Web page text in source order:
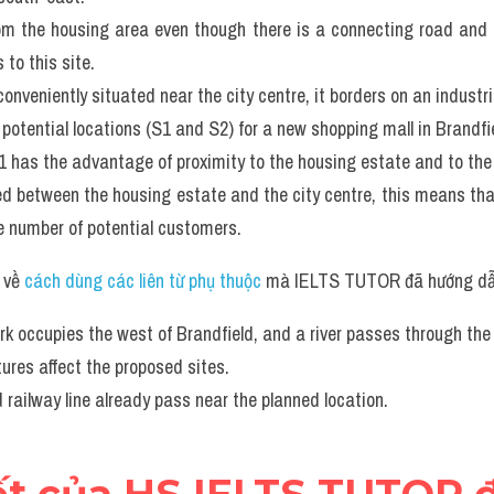
the housing area even though there is a connecting road
to this site.
situated near the city centre, it borders on an
locations (S1 and S2) for a new shopping mall in
has the advantage of proximity to the housing estate and to
between the housing estate and the city centre, this means
number of potential customers.
cách dùng các liên từ phụ thuộc mà IELTS TUTOR đã hướng
occupies the west of Brandfield, and a river passes through
affect the proposed sites.
line already pass near the planned location.